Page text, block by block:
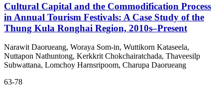
Cultural Capital and the Commodification Process
in Annual Tourism Festivals: A Case Study of the
Thung Kula Ronghai Region, 2010s–Present
Narawit Daorueang, Woraya Som-in, Wuttikorn Kataseela,
Nuttapon Nathuntong, Kerkkrit Chokchairatchada, Thaveesilp
Subwattana, Lomchoy Harnsripoom, Charupa Daorueang
63-78